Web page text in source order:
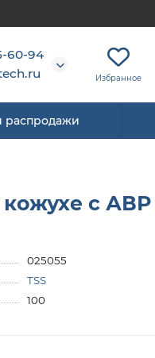
60-94
Избранное
распродажи
с АВР
025055
TSS
100